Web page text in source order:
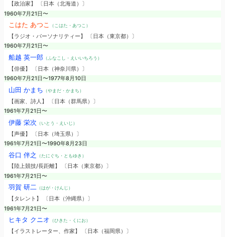
【政治家】 〔日本（北海道）〕
1960年7月21日〜
こはた あつこ （こはた・あつこ）
【ラジオ・パーソナリティー】 〔日本（東京都）〕
1960年7月21日〜
船越 英一郎（ふなこし・えいいちろう）
【俳優】 〔日本（神奈川県）〕
1960年7月21日〜1977年8月10日
山田 かまち （やまだ・かまち）
【画家、詩人】 〔日本（群馬県）〕
1961年7月21日〜
伊藤 栄次 （いとう・えいじ）
【声優】 〔日本（埼玉県）〕
1961年7月21日〜1990年8月23日
谷口 伴之 （たにぐち・ともゆき）
【陸上競技/長距離】 〔日本（東京都）〕
1961年7月21日〜
羽賀 研二（はが・けんじ）
【タレント】 〔日本（沖縄県）〕
1961年7月21日〜
ヒキタ クニオ （ひきた・くにお）
【イラストレーター、作家】 〔日本（福岡県）〕